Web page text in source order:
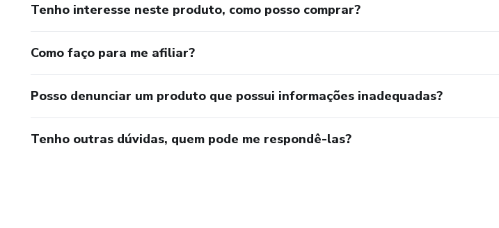
Tenho interesse neste produto, como posso comprar?
Como faço para me afiliar?
Posso denunciar um produto que possui informações inadequadas?
Tenho outras dúvidas, quem pode me respondê-las?